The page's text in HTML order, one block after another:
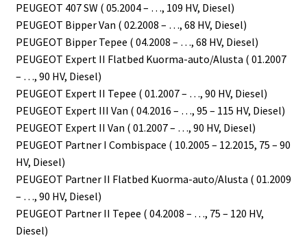
PEUGEOT 407 SW ( 05.2004 – …, 109 HV, Diesel)
PEUGEOT Bipper Van ( 02.2008 – …, 68 HV, Diesel)
PEUGEOT Bipper Tepee ( 04.2008 – …, 68 HV, Diesel)
PEUGEOT Expert II Flatbed Kuorma-auto/Alusta ( 01.2007
– …, 90 HV, Diesel)
PEUGEOT Expert II Tepee ( 01.2007 – …, 90 HV, Diesel)
PEUGEOT Expert III Van ( 04.2016 – …, 95 – 115 HV, Diesel)
PEUGEOT Expert II Van ( 01.2007 – …, 90 HV, Diesel)
PEUGEOT Partner I Combispace ( 10.2005 – 12.2015, 75 – 90
HV, Diesel)
PEUGEOT Partner II Flatbed Kuorma-auto/Alusta ( 01.2009
– …, 90 HV, Diesel)
PEUGEOT Partner II Tepee ( 04.2008 – …, 75 – 120 HV,
Diesel)